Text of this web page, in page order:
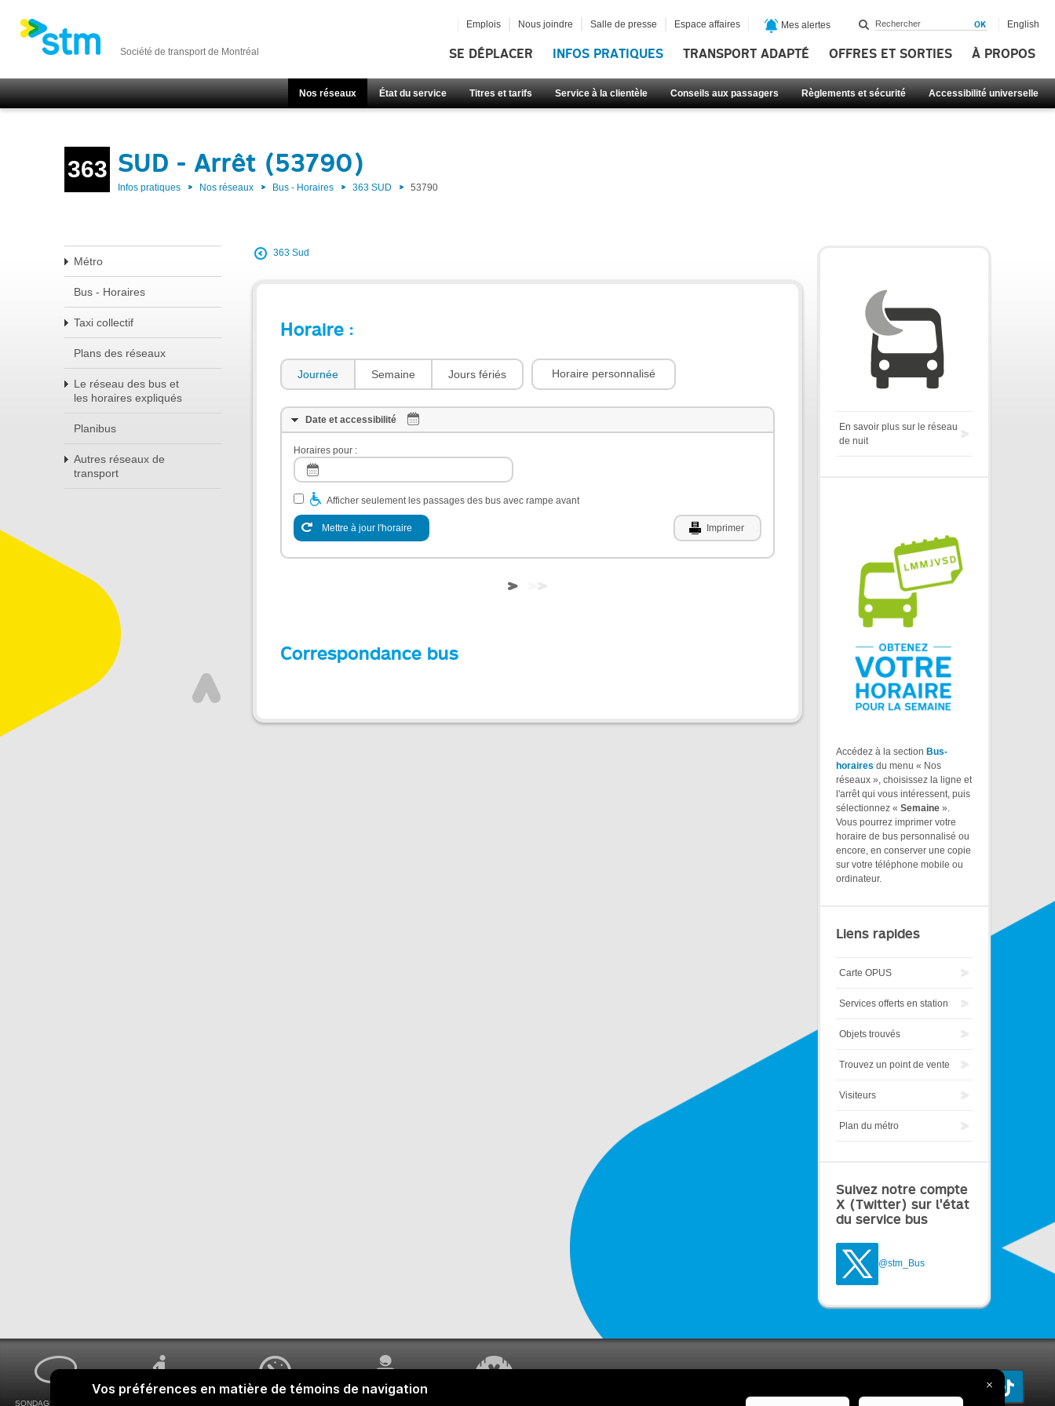
Société de transport de Montréal SE DÉPLACER INFOS PRATIQUES TRANSPORT ADAPTÉ OFFRES ET SORTIES À PROPOS
Nos réseaux État du service Titres et tarifs Service à la clientèle Conseils aux passagers Règlements et sécurité Accessibilité universelle
Emplois Nous joindre Salle de presse Espace affaires Mes alertes English
363 SUD - Arrêt (53790)
Infos pratiques Nos réseaux Bus - Horaires 363 SUD 53790
Métro
Bus - Horaires
Taxi collectif
Plans des réseaux
Le réseau des bus et
les horaires expliqués
Planibus
Autres réseaux de
transport
363 Sud
Horaire :
Journée Semaine Jours fériés Horaire personnalisé
Date et accessibilité
Horaires pour :
Afficher seulement les passages des bus avec rampe avant
Mettre à jour l'horaire Imprimer
Correspondance bus
En savoir plus sur le réseau
de nuit
Accédez à la section Bus-
horaires du menu « Nos
réseaux », choisissez la ligne et
l'arrêt qui vous intéressent, puis
sélectionnez « Semaine ».
Vous pourrez imprimer votre
horaire de bus personnalisé ou
encore, en conserver une copie
sur votre téléphone mobile ou
ordinateur.
Liens rapides
Carte OPUS
Services offerts en station
Objets trouvés
Trouvez un point de vente
Visiteurs
Plan du métro
Suivez notre compte
X (Twitter) sur l'état
du service bus
@stm_Bus
SONDAGES MA VOIX